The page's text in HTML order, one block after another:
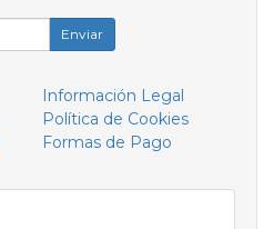
Enviar
Información Legal
Política de Cookies
Formas de Pago